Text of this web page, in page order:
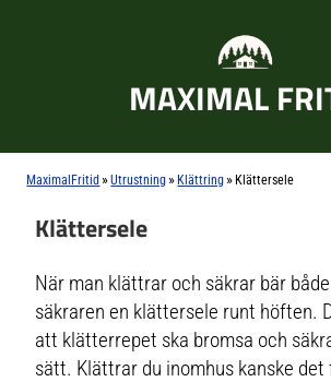
MAXIMAL
MaximalFritid »Utrustning » Klättring » Klättersele
Klättersele
När man klättrar och säkrar bär
säkraren en klättersele runt höften.
att klätterrepet ska bromsa och
sätt. Klättrar du inomhus kanske det